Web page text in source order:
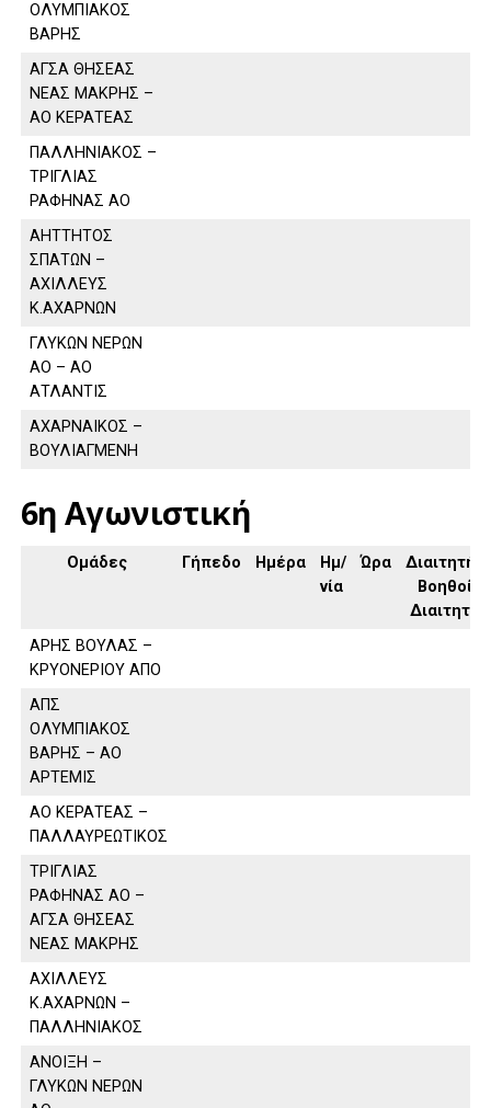
ΟΛΥΜΠΙΑΚΟΣ
ΒΑΡΗΣ
ΑΓΣΑ ΘΗΣΕΑΣ
ΝΕΑΣ ΜΑΚΡΗΣ –
ΑΟ ΚΕΡΑΤΕΑΣ
ΠΑΛΛΗΝΙΑΚΟΣ –
ΤΡΙΓΛΙΑΣ
ΡΑΦΗΝΑΣ ΑΟ
ΑΗΤΤΗΤΟΣ
ΣΠΑΤΩΝ –
ΑΧΙΛΛΕΥΣ
Κ.ΑΧΑΡΝΩΝ
ΓΛΥΚΩΝ ΝΕΡΩΝ
ΑΟ – ΑΟ
ΑΤΛΑΝΤΙΣ
ΑΧΑΡΝΑΙΚΟΣ –
ΒΟΥΛΙΑΓΜΕΝΗ
6η Αγωνιστική
Ομάδες Γήπεδο Ημέρα
Ημ/
νία
Ώρα
Διαιτητής,
Βοηθοί
Διαιτητή
ΑΡΗΣ ΒΟΥΛΑΣ –
ΚΡΥΟΝΕΡΙΟΥ ΑΠΟ
ΑΠΣ
ΟΛΥΜΠΙΑΚΟΣ
ΒΑΡΗΣ – ΑΟ
ΑΡΤΕΜΙΣ
ΑΟ ΚΕΡΑΤΕΑΣ –
ΠΑΛΛΑΥΡΕΩΤΙΚΟΣ
ΤΡΙΓΛΙΑΣ
ΡΑΦΗΝΑΣ ΑΟ –
ΑΓΣΑ ΘΗΣΕΑΣ
ΝΕΑΣ ΜΑΚΡΗΣ
ΑΧΙΛΛΕΥΣ
Κ.ΑΧΑΡΝΩΝ –
ΠΑΛΛΗΝΙΑΚΟΣ
ΑΝΟΙΞΗ –
ΓΛΥΚΩΝ ΝΕΡΩΝ